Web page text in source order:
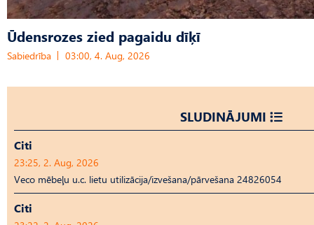
Ūdensrozes zied pagaidu dīķī
Sabiedrība 03:00, 4. Aug, 2026
SLUDINĀJUMI
Citi
23:25, 2. Aug, 2026
Veco mēbeļu u.c. lietu utilizācija/izvešana/pārvešana 24826054
Citi